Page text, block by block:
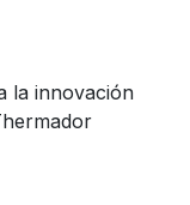
la innovación